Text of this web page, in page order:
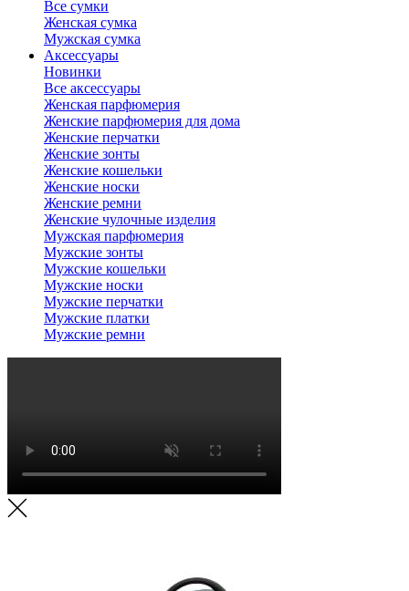
Все сумки
Женская сумка
Мужская сумка
Аксессуары
Новинки
Все аксессуары
Женская парфюмерия
Женские парфюмерия для дома
Женские перчатки
Женские зонты
Женские кошельки
Женские носки
Женские ремни
Женские чулочные изделия
Мужская парфюмерия
Мужские зонты
Мужские кошельки
Мужские носки
Мужские перчатки
Мужские платки
Мужские ремни